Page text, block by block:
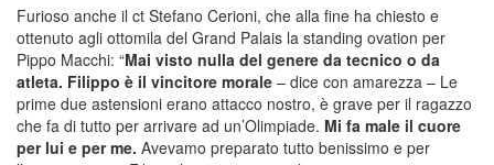
Furioso anche il ct Stefano Cerioni, che alla fine ha chiesto e
ottenuto agli ottomila del Grand Palais la standing ovation per
Pippo Macchi: “Mai visto nulla del genere da tecnico o da
atleta. Filippo è il vincitore morale – dice con amarezza – Le
prime due astensioni erano attacco nostro, è grave per il ragazzo
che fa di tutto per arrivare ad un’Olimpiade. Mi fa male il cuore
per lui e per me. Avevamo preparato tutto benissimo e per